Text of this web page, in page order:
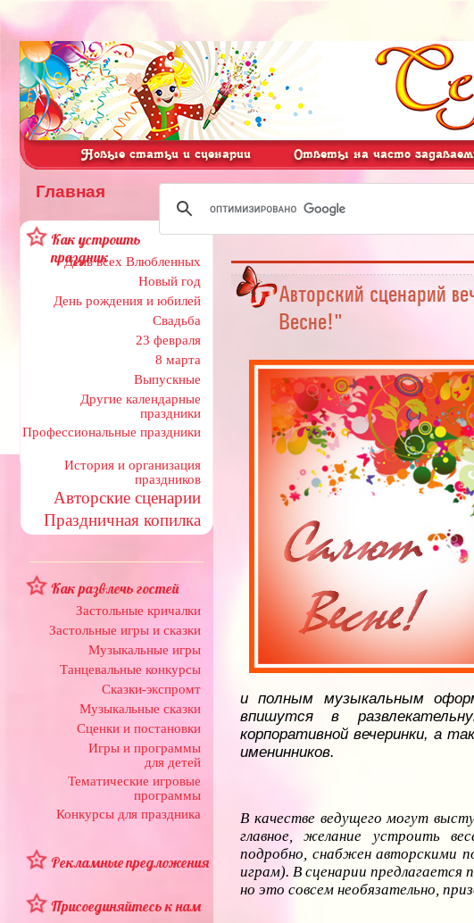
Новые статьи и сценарии Ответы на часто
Главная
Как устроить
праздник
День всех Влюбленных
Новый год
День рождения и юбилей
Свадьба
23 февраля
8 марта
Выпускные
Другие календарные
праздники
Профессиональные праздники
История и организация
праздников
Авторские сценарии
Праздничная копилка
Как развлечь гостей
Застольные кричалки
Застольные игры и сказки
Музыкальные игры
Танцевальные конкурсы
Сказки-экспромт
Музыкальные сказки
Сценки и постановки
Игры и программы
для детей
Тематические игровые
программы
Конкурсы для праздника
Рекламные предложения
Присоединяйтесь к нам
Авторский сценарий
Весне!"
и полным музыкальным
впишутся в
корпоративной вечеринки, а
именинников.
В качестве ведущего могут
главное, желание устроить
подробно, снабжен авторскими
играм). В сценарии
но это совсем необязательно,